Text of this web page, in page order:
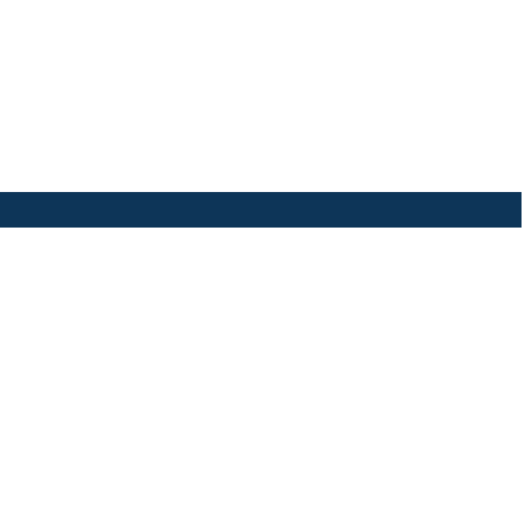
MF5-08N (New) - Màu trắng số lượng